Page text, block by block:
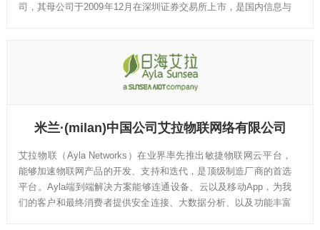
司，其母公司于2009年12月在深圳证券交易所上市，是国内信息与
方案在内的物联网端到端产品和服务，以及通信网络基础设施、设
米兰·(milan)中国公司艾拉物联网络有限公司
艾拉物联（Ayla Networks）在业界率先推出敏捷物联网云平台，
能够加速物联网产品的开发、支持和迭代，是顶级制造厂商的首选
平台。Ayla端到端解决方案能够连通设备、云以及移动App，为我
们的客户和最终消费者提供安全连接、大数据分析、以及功能丰富